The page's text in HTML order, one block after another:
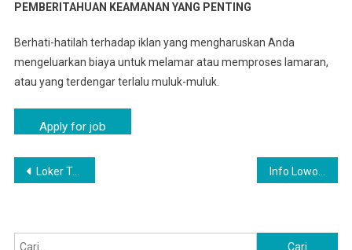
PEMBERITAHUAN KEAMANAN YANG PENTING
Berhati-hatilah terhadap iklan yang mengharuskan Anda
mengeluarkan biaya untuk melamar atau memproses lamaran,
atau yang terdengar terlalu muluk-muluk.
Navigasi
Loker Tangerang Terupdate – Operator Produksi | PT Hyundai Motor Manufacturing Indonesia